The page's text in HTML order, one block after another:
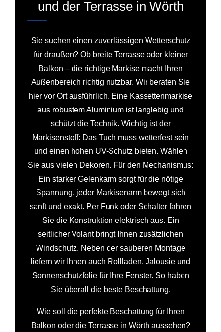
und der Terrasse in Wörth
Sie suchen einen zuverlässigen Wetterschutz
für draußen? Ob breite Terrasse oder kleiner
Balkon – die richtige Markise macht Ihren
Außenbereich richtig nutzbar. Wir beraten Sie
hier vor Ort ausführlich. Eine Kassettenmarkise
aus robustem Aluminium ist langlebig und
schützt die Technik. Wichtig ist der
Markisenstoff: Das Tuch muss wetterfest sein
und einen hohen UV-Schutz bieten. Wählen
Sie aus vielen Dekoren. Für den Mechanismus:
Ein starker Gelenkarm sorgt für die nötige
Spannung, jeder Markisenarm bewegt sich
sanft und exakt. Per Funk oder Schalter fahren
Sie die Konstruktion elektrisch aus. Ein
seitlicher Volant bringt Ihnen zusätzlichen
Windschutz. Neben der sauberen Montage
liefern wir Ihnen auch Rollladen, Jalousie und
Sonnenschutzfolie für Ihre Fenster. So haben
Sie überall die beste Beschattung.
Wie soll die perfekte Beschattung für Ihren
Balkon oder die Terrasse in Wörth aussehen?